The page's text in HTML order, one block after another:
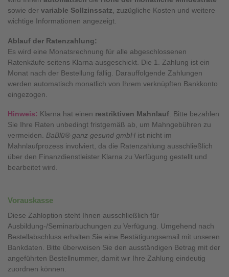
sowie der variable Sollzinssatz, zuzügliche Kosten und weitere
wichtige Informationen angezeigt.
Ablauf der Ratenzahlung:
Es wird eine Monatsrechnung für alle abgeschlossenen
Ratenkäufe seitens Klarna ausgeschickt. Die 1. Zahlung ist ein
Monat nach der Bestellung fällig. Darauffolgende Zahlungen
werden automatisch monatlich von Ihrem verknüpften Bankkonto
eingezogen.
Hinweis: Klarna hat einen restriktiven Mahnlauf. Bitte bezahlen
Sie Ihre Raten unbedingt fristgemäß ab, um Mahngebühren zu
vermeiden. BaBlü® ganz gesund gmbH ist nicht im
Mahnlaufprozess involviert, da die Ratenzahlung ausschließlich
über den Finanzdienstleister Klarna zu Verfügung gestellt und
bearbeitet wird.
Vorauskasse
Diese Zahloption steht Ihnen ausschließlich für
Ausbildung-/Seminarbuchungen zu Verfügung. Umgehend nach
Bestellabschluss erhalten Sie eine Bestätigungsemail mit unseren
Bankdaten. Bitte überweisen Sie den ausständigen Betrag mit der
angeführten Bestellnummer, damit wir Ihre Zahlung eindeutig
zuordnen können.